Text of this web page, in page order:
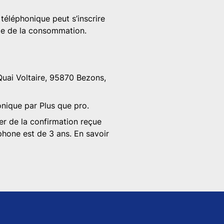
peut s’inscrire
de la consommation.
Voltaire, 95870 Bezons,
par Plus que pro.
de la confirmation reçue
est de 3 ans. En savoir